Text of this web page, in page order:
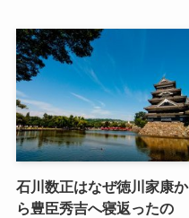
石川数正はなぜ徳川家康か
ら豊臣秀吉へ寝返ったの